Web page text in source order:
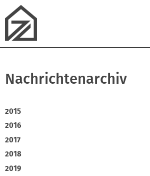
Nachrichtenarchiv
2015
2016
2017
2018
2019